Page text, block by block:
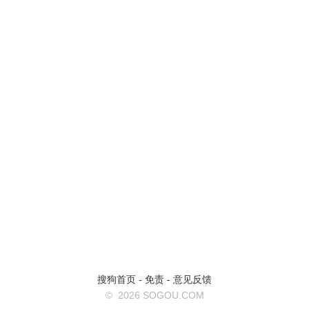
搜狗首页 - 免责 - 意见反馈
© 2026 SOGOU.COM